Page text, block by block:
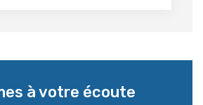
à votre écoute